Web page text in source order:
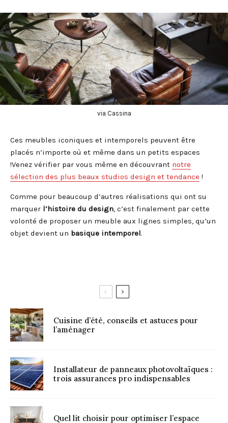
via Cassina
Ces meubles iconiques et intemporels peuvent être
placés n’importe où et même dans un petits espaces
!Venez vérifier par vous même en découvrant notre
sélection des plus beaux studios design et tendance !
Comme pour beaucoup d’autres réalisations qui ont su
marquer l’histoire du design, c’est finalement par cette
volonté de proposer un meuble aux lignes simples, qu’un
objet devient un basique intemporel.
Cuisine d’été, conseils et astuces pour
l’aménager
Installateur de panneaux photovoltaïques :
trois assurances pro indispensables
Quel lit choisir pour optimiser l’espace